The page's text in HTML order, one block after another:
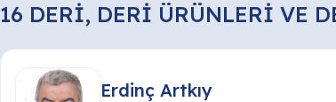
16 DERİ, DERİ ÜRÜNLERİ VE
Erdinç Artkıy